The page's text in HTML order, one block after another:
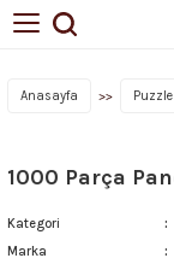
Anasayfa Puzzle
1000 Parça
Kategori
Marka